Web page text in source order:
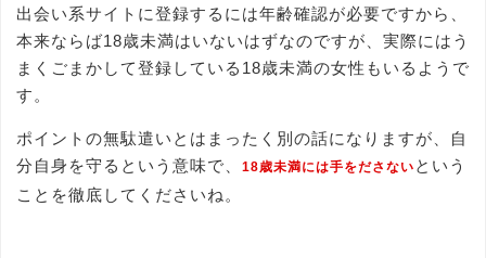
出会い系サイトに登録するには年齢確認が必要ですから、
本来ならば18歳未満はいないはずなのですが、実際にはう
まくごまかして登録している18歳未満の女性もいるようで
す。
ポイントの無駄遣いとはまったく別の話になりますが、自
分自身を守るという意味で、
18歳未満には手をださない という
ことを徹底してくださいね。